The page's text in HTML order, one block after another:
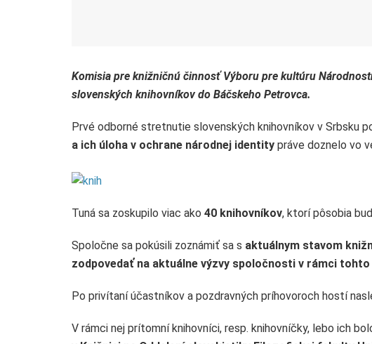
Komisia pre knižničnú činnosť Výboru pre kultúru
slovenských knihovníkov do Báčskeho Petrovca.
Prvé odborné stretnutie slovenských knihovníkov v Srbsku
a ich úloha v ochrane národnej identity práve doznelo vo
Tuná sa zoskupilo viac ako 40 knihovníkov, ktorí pôsobia
Spoločne sa pokúsili zoznámiť sa s aktuálnym stavom
zodpovedať na aktuálne výzvy spoločnosti v rámci
Po privítaní účastníkov a pozdravných príhovoroch hostí
V rámci nej prítomní knihovníci, resp. knihovníčky, lebo ich